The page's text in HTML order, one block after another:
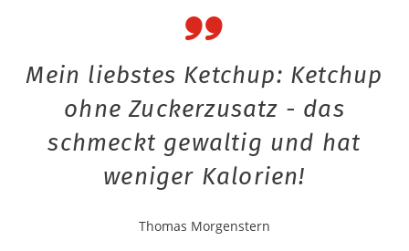
Mein liebstes Ketchup: Ketchup
ohne Zuckerzusatz - das
schmeckt gewaltig und hat
weniger Kalorien!
Thomas Morgenstern